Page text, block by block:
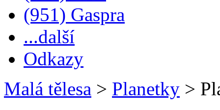
(951) Gaspra
...další
Odkazy
Malá tělesa > Planetky >